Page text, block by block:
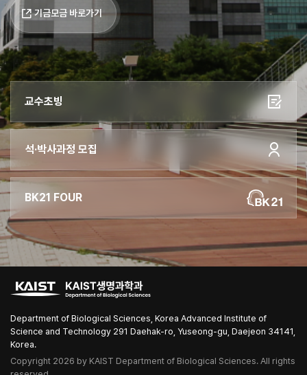
기금모금 바로가기
교수초빙
석·박사과정 모집
BK21 FOUR
Department of Biological Sciences, Korea Advanced Institute of
Science and Technology 291 Daehak-ro, Yuseong-gu, Daejeon 34141,
Korea.
Copyright 2026 by KAIST Department of Biological Sciences. All rights